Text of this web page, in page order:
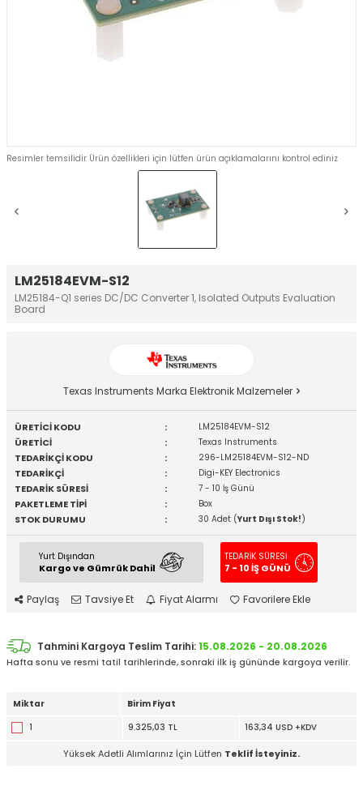
LM25184EVM-S12
LM25184-Q1 series DC/DC Converter 1, Isolated Outputs Evaluation
Board
Resimler temsilidir Ürün özellikleri için lütfen ürün açıklamalarını kontrol ediniz
Texas Instruments Marka Elektronik Malzemeler
ÜRETİCİ KODU : LM25184EVM-S12
ÜRETİCİ : Texas Instruments
TEDARİKÇİ KODU : 296-LM25184EVM-S12-ND
TEDARİKÇİ : Digi-KEY Electronics
TEDARİK SÜRESİ : 7 - 10 İş Günü
PAKETLEME TİPİ : Box
STOK DURUMU : 30 Adet (Yurt Dışı Stok!)
Yurt Dışından
Kargo ve Gümrük Dahil
TEDARİK SÜRESİ
7 - 10 İŞ GÜNÜ
Paylaş Tavsiye Et Fiyat Alarmı Favorilere Ekle
Tahmini Kargoya Teslim Tarihi:15.08.2026 - 20.08.2026
Hafta sonu ve resmi tatil tarihlerinde, sonraki ilk iş gününde kargoya verilir.
Miktar
Birim Fiyat
1
9.325,03 TL 163,34 USD +KDV
Yüksek Adetli Alımlarınız İçin Lütfen Teklif İsteyiniz.